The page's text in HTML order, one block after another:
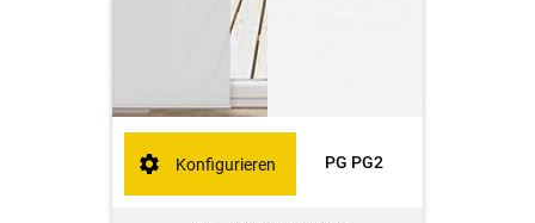
PG PG2
Konfigurieren